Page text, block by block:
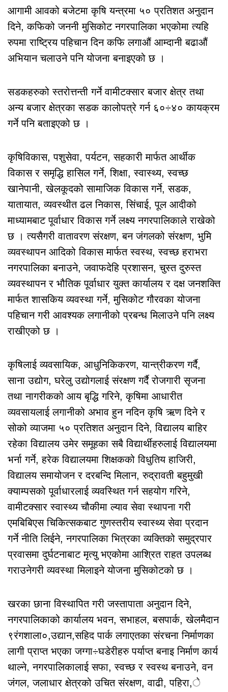
आगामी आवको बजेटमा कृषि यन्त्रमा ५० प्रतिशत अनुदान
दिने, कफिको जननी मुसिकोट नगरपालिका भएकोमा त्यहि
रुपमा राष्ट्रिय पहिचान दिन कफि लगाऔं आम्दानी बढाऔं
अभियान चलाउने पनि योजना बनाइएको छ ।
सडकहरुको स्तरोत्तन्ती गर्ने वामीटक्सार बजार क्षेत्र तथा
अन्य बजार क्षेत्रका सडक कालोपत्रे गर्न ६०÷४० कायक्रम
गर्ने पनि बताइएको छ ।
कृषिविकास, पशुसेवा, पर्यटन, सहकारी मार्फत आर्थीक
विकास र समृद्धि हासिल गर्ने, शिक्षा, स्वास्थ्य, स्वच्छ
खानेपानी, खेलकूदको सामाजिक विकास गर्ने, सडक,
यातायात, व्यवस्थीत ढल निकास, सिंचाई, पूल आदीको
माध्यामबाट पूर्वाधार विकास गर्ने लक्ष्य नगरपालिकाले राखेको
छ । त्यसैगरी वातावरण संरक्षण, बन जंगलको संरक्षण, भुमि
व्यवस्थापन आदिको विकास मार्फत स्वस्थ, स्वच्छ हराभरा
नगरपालिका बनाउने, जवाफदेहि प्रशासन, चुस्त दुरुस्त
व्यवस्थापन र भौतिक पूर्वाधार युक्त कार्यालय र दक्ष जनशक्ति
मार्फत शासकिय व्यवस्था गर्ने, मुसिकोट गौरवका योजना
पहिचान गरी आवश्यक लगानीको प्रबन्ध मिलाउने पनि लक्ष्य
राखीएको छ ।
कृषिलाई व्यवसायिक, आधुनिकिकरण, यान्त्रीकरण गर्दै,
साना उद्योग, घरेलु उद्योगलाई संरक्षण गर्दै रोजगारी सृजना
तथा नागरीकको आय बृद्धि गरिने, कृषिमा आधारीत
व्यवसायलाई लगानीको अभाव हुन नदिन कृषि ऋण दिने र
सोको व्याजमा ५० प्रतिशत अनुदान दिने, विद्यालय बाहिर
रहेका विद्यालय उमेर समूहका सबै विद्यार्थीहरुलाई विद्यालयमा
भर्ना गर्ने, हरेक विद्यालयमा शिक्षकको विधुतिय हाजिरी,
विद्यालय समायोजन र दरबन्दि मिलान, रुद्रावती बहुमुखी
क्याम्पसको पूर्वाधारलाई व्यवस्थित गर्न सहयोग गरिने,
वामीटक्सार स्वास्थ्य चौकीमा ल्याव सेवा स्थापना गरी
एमबिबिएस चिकित्सकबाट गुणस्तरीय स्वास्थ्य सेवा प्रदान
गर्ने नीति लिईने, नगरपालिका भित्रका व्यक्तिको समुद्रपार
प्रवासमा दुर्घटनाबाट मृत्यु भएकोमा आश्रित राहत उपलब्ध
गराउनेगरी व्यवस्था मिलाइने योजना मुसिकोटको छ ।
खरका छाना विस्थापित गरी जस्तापाता अनुदान दिने,
नगरपालिकाको कार्यालय भवन, सभाहल, बसपार्क, खेलमैदान
९रंगशाला०,उद्यान,सहिद पार्क लगाएतका संरचना निर्माणका
लागी प्राप्त भएका जग्गा÷घडेरीहरु पर्याप्त बनाइ निर्माण कार्य
थाल्ने, नगरपालिकालाई सफा, स्वच्छ र स्वस्थ बनाउने, वन
जंगल, जलाधार क्षेत्रको उचित संरक्षण, वाढी, पहिरा,े